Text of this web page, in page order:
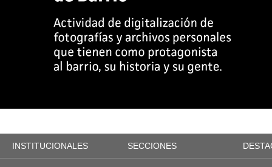
INSTITUCIONALES SECCIONES